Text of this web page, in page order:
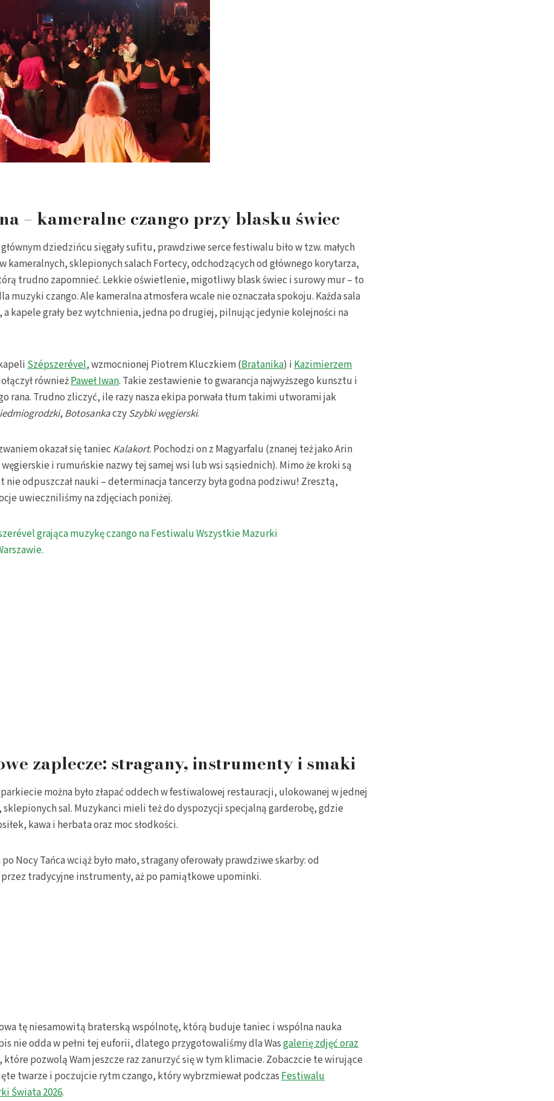
– kameralne czango przy blasku świec
dziedzińcu sięgały sufitu, prawdziwe serce festiwalu biło w tzw. małych
kameralnych, sklepionych salach Fortecy, odchodzących od głównego korytarza,
trudno zapomnieć. Lekkie oświetlenie, migotliwy blask świec i surowy mur – to
muzyki czango. Ale kameralna atmosfera wcale nie oznaczała spokoju. Każda sala
a kapele grały bez wytchnienia, jedna po drugiej, pilnując jedynie kolejności na
Szépszerével, wzmocnionej Piotrem Kluczkiem (Bratanika) i Kazimierzem
równieżPaweł Iwan. Takie zestawienie to gwarancja najwyższego kunsztu i
rana. Trudno zliczyć, ile razy nasza ekipa porwała tłum takimi utworami jak
, BotosankaczySzybki węgierski.
okazał się taniec Kalakort. Pochodzi on z Magyarfalu (znanej też jako Arin
węgierskie i rumuńskie nazwy tej samej wsi lub wsi sąsiednich). Mimo że kroki są
nie odpuszczał nauki – determinacja tancerzy była godna podziwu! Zresztą,
uwieczniliśmy na zdjęciach poniżej.
zaplecze: stragany, instrumenty i smaki
można było złapać oddech w festiwalowej restauracji, ulokowanej w jednej
sal. Muzykanci mieli też do dyspozycji specjalną garderobę, gdzie
kawa i herbata oraz moc słodkości.
Nocy Tańca wciąż było mało, stragany oferowały prawdziwe skarby: od
tradycyjne instrumenty, aż po pamiątkowe upominki.
tę niesamowitą braterską wspólnotę, którą buduje taniec i wspólna nauka
nie odda w pełni tej euforii, dlatego przygotowaliśmy dla Wasgalerię zdjęć oraz
, które pozwolą Wam jeszcze raz zanurzyć się w tym klimacie. Zobaczcie te wirujące
twarze i poczujcie rytm czango, który wybrzmiewał podczas Festiwalu
Świata 2026.